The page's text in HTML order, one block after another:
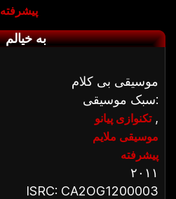
پیشرفته
به خیالم
موسیقی بی کلام
سبک موسیقی:
تکنوازی پیانو,
موسیقی ملایم
پیشرفته
۲۰۱۱
ISRC: CA2OG1200003